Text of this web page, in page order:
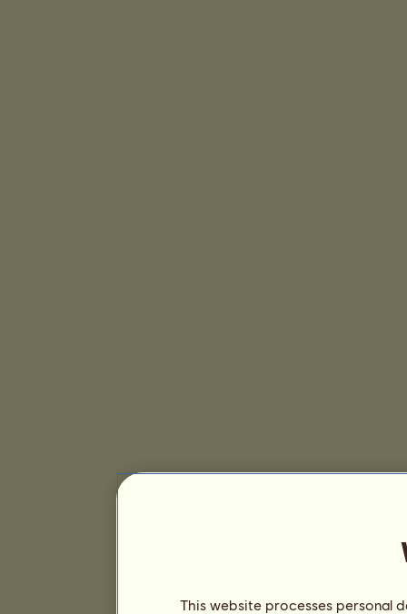
This website processes personal